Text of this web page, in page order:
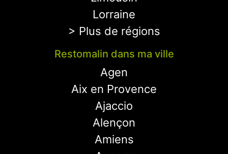
Lorraine
> Plus de régions
Restomalin dans ma ville
Agen
Aix en Provence
Ajaccio
Alençon
Amiens